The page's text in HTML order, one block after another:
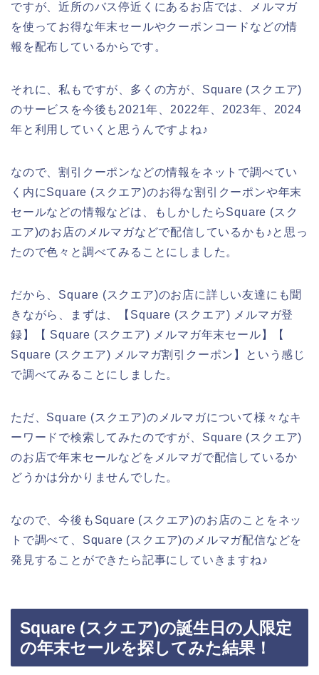
ですが、近所のバス停近くにあるお店では、メルマガ
を使ってお得な年末セールやクーポンコードなどの情
報を配布しているからです。
それに、私もですが、多くの方が、Square (スクエア)
のサービスを今後も2021年、2022年、2023年、2024
年と利用していくと思うんですよね♪
なので、割引クーポンなどの情報をネットで調べてい
く内にSquare (スクエア)のお得な割引クーポンや年末
セールなどの情報などは、もしかしたらSquare (スク
エア)のお店のメルマガなどで配信しているかも♪と思っ
たので色々と調べてみることにしました。
だから、Square (スクエア)のお店に詳しい友達にも聞
きながら、まずは、【Square (スクエア) メルマガ登
録】【 Square (スクエア) メルマガ年末セール】【
Square (スクエア) メルマガ割引クーポン】という感じ
で調べてみることにしました。
ただ、Square (スクエア)のメルマガについて様々なキ
ーワードで検索してみたのですが、Square (スクエア)
のお店で年末セールなどをメルマガで配信しているか
どうかは分かりませんでした。
なので、今後もSquare (スクエア)のお店のことをネッ
トで調べて、Square (スクエア)のメルマガ配信などを
発見することができたら記事にしていきますね♪
Square (スクエア)の誕生日の人限定
の年末セールを探してみた結果！